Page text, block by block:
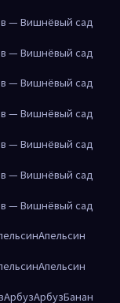
— Вишнёвый сад
— Вишнёвый сад
— Вишнёвый сад
— Вишнёвый сад
— Вишнёвый сад
— Вишнёвый сад
— Вишнёвый сад
Апельсин
Апельсин
АрбузАрбузБанан